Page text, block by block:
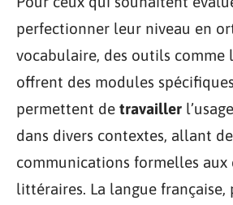
perfectionner leur niveau en
vocabulaire, des outils comme
offrent des modules
permettent de travailler
dans divers contextes, allant
communications formelles aux
littéraires. La langue française,